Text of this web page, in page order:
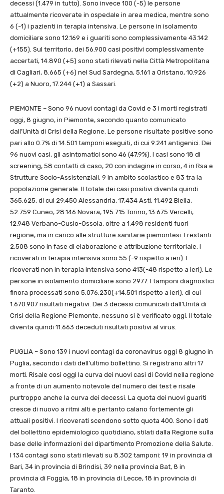
decessi (1.479 in tutto). Sono invece 100 (-5) le persone
attualmente ricoverate in ospedale in area medica, mentre sono
6 (-1) i pazienti in terapia intensiva. Le persone in isolamento
domiciliare sono 12.169 e i guariti sono complessivamente 43.142
(+155). Sul territorio, dei 56.900 casi positivi complessivamente
accertati, 14.890 (+5) sono stati rilevati nella Città Metropolitana
di Cagliari, 8.665 (+6) nel Sud Sardegna, 5.161 a Oristano, 10.926
(+2) a Nuoro, 17.244 (+1) a Sassari.
PIEMONTE – Sono 96 nuovi contagi da Covid e 3 i morti registrati
oggi, 8 giugno, in Piemonte, secondo quanto comunicato
dall’Unità di Crisi della Regione. Le persone risultate positive sono
pari allo 0.7% di 14.501 tamponi eseguiti, di cui 9.241 antigenici. Dei
96 nuovi casi, gli asintomatici sono 46 (47,9%). I casi sono 18 di
screening, 58 contatti di caso, 20 con indagine in corso, 4 in Rsa e
Strutture Socio-Assistenziali, 9 in ambito scolastico e 83 tra la
popolazione generale. Il totale dei casi positivi diventa quindi
365.625, di cui 29.450 Alessandria, 17.434 Asti, 11.492 Biella,
52.759 Cuneo, 28.146 Novara, 195.715 Torino, 13.675 Vercelli,
12.948 Verbano-Cusio-Ossola, oltre a 1.498 residenti fuori
regione, ma in carico alle strutture sanitarie piemontesi. I restanti
2.508 sono in fase di elaborazione e attribuzione territoriale. I
ricoverati in terapia intensiva sono 55 (-9 rispetto a ieri). I
ricoverati non in terapia intensiva sono 413(-48 rispetto a ieri). Le
persone in isolamento domiciliare sono 2977. I tamponi diagnostici
finora processati sono 5.076.230(+14.501 rispetto a ieri), di cui
1.670.907 risultati negativi. Dei 3 decessi comunicati dall’Unità di
Crisi della Regione Piemonte, nessuno si è verificato oggi. Il totale
diventa quindi 11.663 deceduti risultati positivi al virus.
PUGLIA – Sono 139 i nuovi contagi da coronavirus oggi 8 giugno in
Puglia, secondo i dati dell’ultimo bollettino. Si registrano altri 17
morti. Risale così oggi la curva dei nuovi casi di Covid nella regione
a fronte di un aumento notevole del numero dei test e risale
purtroppo anche la curva dei decessi. La quota dei nuovi guariti
cresce di nuovo a ritmi alti e pertanto calano fortemente gli
attuali positivi. I ricoverati scendono sotto quota 400. Sono i dati
del bollettino epidemiologico quotidiano, stilati dalla Regione sulla
base delle informazioni del dipartimento Promozione della Salute.
I 134 contagi sono stati rilevati su 8.302 tamponi: 19 in provincia di
Bari, 34 in provincia di Brindisi, 39 nella provincia Bat, 8 in
provincia di Foggia, 18 in provincia di Lecce, 18 in provincia di
Taranto.